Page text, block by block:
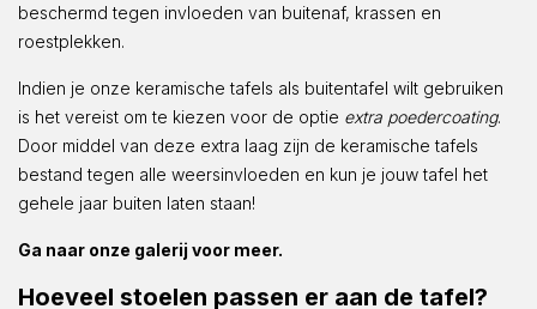
beschermd tegen invloeden van buitenaf, krassen en
roestplekken.
Indien je onze keramische tafels als buitentafel wilt gebruiken
is het vereist om te kiezen voor de optie extra poedercoating.
Door middel van deze extra laag zijn de keramische tafels
bestand tegen alle weersinvloeden en kun je jouw tafel het
gehele jaar buiten laten staan!
Ga naar onze galerij voor meer.
Hoeveel stoelen passen er aan de tafel?